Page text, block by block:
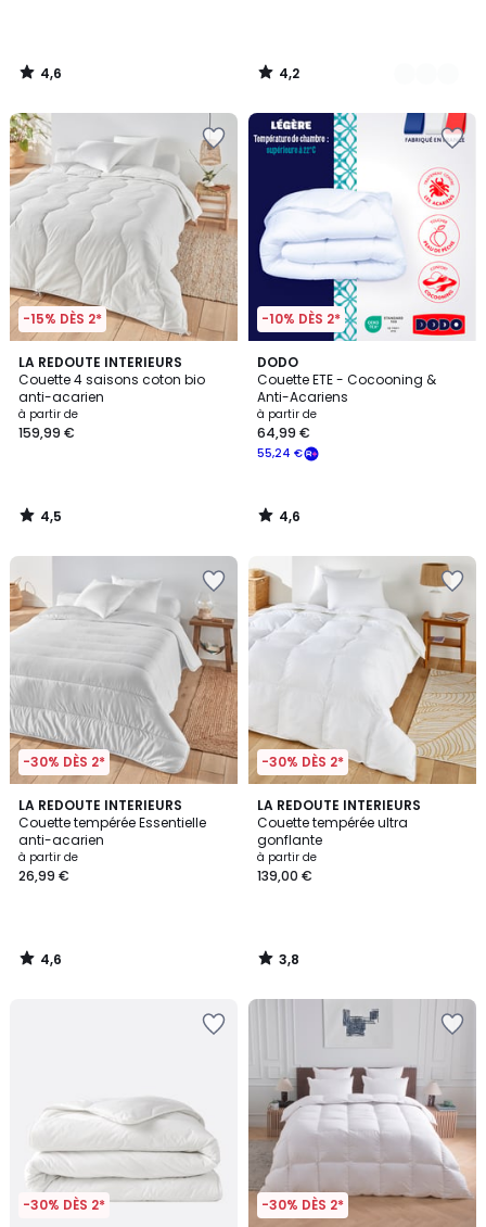
4,6
/
4,2
/
-15% DÈS 2*
LA REDOUTE INTERIEURS
Couette 4 saisons coton bio
anti-acarien
à partir de
159,99 €
4,5
/ 5
4,5
/
-10% DÈS 2*
DODO
Couette ETE - Cocooning &
Anti-Acariens
à partir de
55,24 €
64,99 €
4,6
/ 5
4,6
/
-30% DÈS 2*
LA REDOUTE INTERIEURS
Couette tempérée Essentielle
anti-acarien
à partir de
26,99 €
4,6
/ 5
4,6
/
-30% DÈS 2*
LA REDOUTE INTERIEURS
Couette tempérée ultra
gonflante
à partir de
139,00 €
3,8
/ 5
3,8
/
-30% DÈS 2* -30% DÈS 2*